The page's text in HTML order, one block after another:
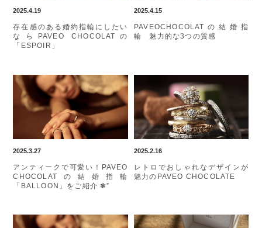
2025.4.19
存在感のある婚約指輪にしたい
ならPAVEO CHOCOLATの
「ESPOIR」
2025.4.15
PAVEOCHOCOLATの結婚指
輪 魅力的な3つの質感
2025.3.27
アンティークで可愛い！PAVEO
CHOCOLATの結婚指輪
「BALLOON」をご紹介 ❃”
2025.2.16
レトロでおしゃれなデザインが
魅力のPAVEO CHOCOLATE